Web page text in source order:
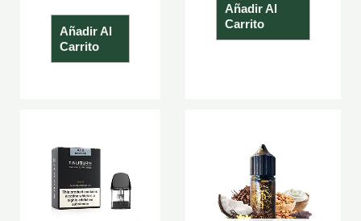
Añadir Al
Carrito
Añadir Al
Carrito